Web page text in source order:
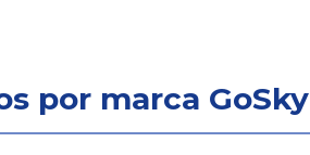
por marca GoSky